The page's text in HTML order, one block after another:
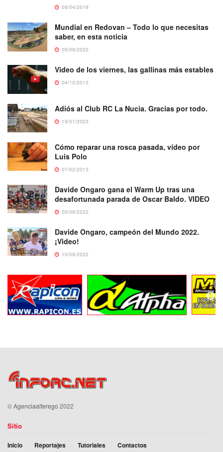
09/04/2019
Mundial en Redovan – Todo lo que necesitas
saber, en esta noticia
05/09/2022
Video de los viernes, las gallinas más estables
04/10/2013
Adiós al Club RC La Nucia. Gracias por todo.
19/01/2023
Cómo reparar una rosca pasada, vídeo por
Luis Polo
07/02/2013
Davide Ongaro gana el Warm Up tras una
desafortunada parada de Oscar Baldo. VIDEO
05/06/2022
Davide Ongaro, campeón del Mundo 2022.
¡Video!
10/09/2022
©Agenciaalterego 2022
Sitio
Inicio Reportajes Tutoriales Contactos